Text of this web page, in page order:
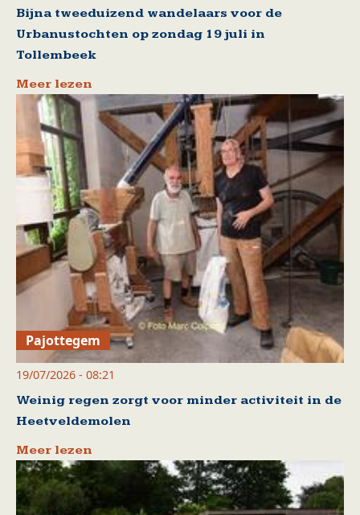
Bijna tweeduizend wandelaars voor de
Urbanustochten op zondag 19 juli in
Tollembeek
Meer lezen
Pajottegem
19/07/2026 - 08:21
Weinig regen zorgt voor minder activiteit in de
Heetveldemolen
Meer lezen